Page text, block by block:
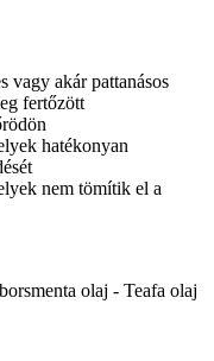
vagy akár pattanásos
fertőzött
hatékonyan
nem tömítik el a
olaj - Teafa olaj